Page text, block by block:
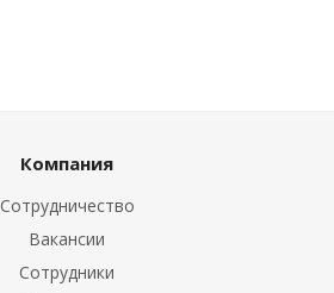
Компания
Сотрудничество
Вакансии
Сотрудники